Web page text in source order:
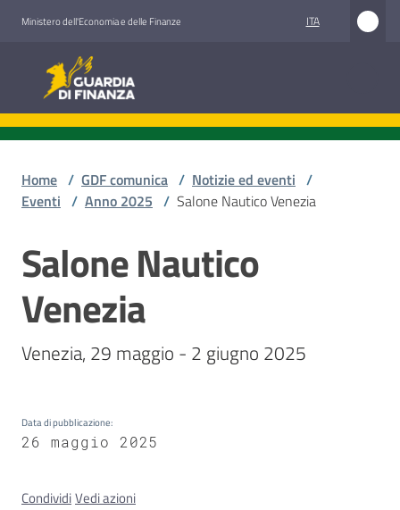
Ministero dell'Economia e delle Finanze ITA
Guardia di Finanza
Guardia di Finanza
siamo
Cosa
facciamo
Comunicazione
e
Concorsi
Home / GDF comunica / Notizie ed eventi /
Eventi / Anno 2025 / Salone Nautico Venezia
Salta al contenuto
Salone Nautico
Venezia
Venezia, 29 maggio - 2 giugno 2025
Data di pubblicazione:
26 maggio 2025
CondividiVedi azioni